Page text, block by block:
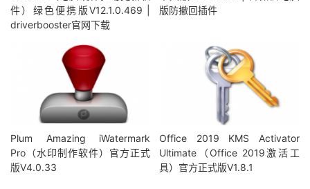
件）绿色便携版V12.1.0.469 |
driverbooster官网下载
版防撤回插件
Plum Amazing iWatermark
Pro（水印制作软件）官方正式
版V4.0.33
Office 2019 KMS Activator
Ultimate（Office 2019激活工
具）官方正式版V1.8.1